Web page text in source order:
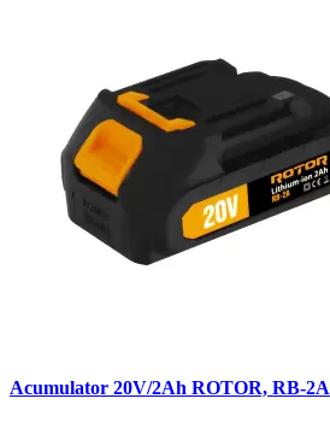
Acumulator 20V/2Ah ROTOR, RB-2A